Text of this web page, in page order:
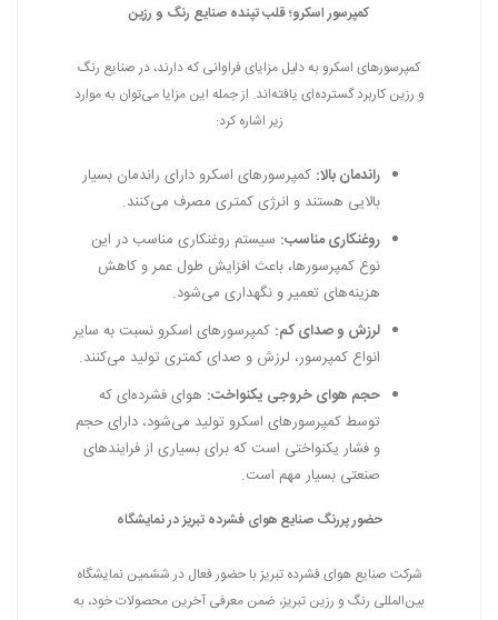
کمپرسور اسکرو؛ قلب تپنده صنایع رنگ و رزین
کمپرسورهای اسکرو به دلیل مزایای فراوانی که دارند، در صنایع رنگ
و رزین کاربرد گسترده‌ای یافته‌اند. از جمله این مزایا می‌توان به موارد
زیر اشاره کرد:
راندمان بالا: کمپرسورهای اسکرو دارای راندمان بسیار
بالایی هستند و انرژی کمتری مصرف می‌کنند.
روغنکاری مناسب: سیستم روغنکاری مناسب در این
نوع کمپرسورها، باعث افزایش طول عمر و کاهش
هزینه‌های تعمیر و نگهداری می‌شود.
لرزش و صدای کم: کمپرسورهای اسکرو نسبت به سایر
انواع کمپرسور، لرزش و صدای کمتری تولید می‌کنند.
حجم هوای خروجی یکنواخت: هوای فشرده‌ای که
توسط کمپرسورهای اسکرو تولید می‌شود، دارای حجم
و فشار یکنواختی است که برای بسیاری از فرایندهای
صنعتی بسیار مهم است.
حضور پررنگ صنایع هوای فشرده تبریز در نمایشگاه
شرکت صنایع هوای فشرده تبریز با حضور فعال در ششمین نمایشگاه
بین‌المللی رنگ و رزین تبریز، ضمن معرفی آخرین محصولات خود، به